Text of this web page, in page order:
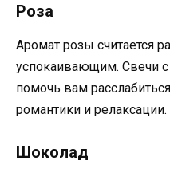
Роза
Аромат розы считается
успокаивающим. Свечи
помочь вам
романтики и релаксации.
Шоколад